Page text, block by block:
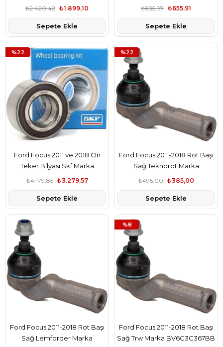
2S6118146AC
₺1.899,10
₺2.420,42
Sepete Ekle
Bilyası ) İna Marka
₺655,91
₺835,97
Sepete Ekle
Ford Focus 2011 ve 2018 Ön
Teker Bilyası Skf Marka
8V411215BC
₺3.279,57
₺4.179,85
Sepete Ekle
%22
Ford Focus 2011-2018 Rot Başı
Sağ Teknorot Marka
BV6C3C367BB
₺385,00
₺495,00
Sepete Ekle
%22
Ford Focus 2011-2018 Rot Başı
Sağ Lemforder Marka
Ford Focus 2011-2018 Rot Başı
Sağ Trw Marka BV6C3C367BB
%8